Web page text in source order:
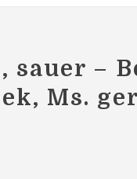
sauer –
Ms.